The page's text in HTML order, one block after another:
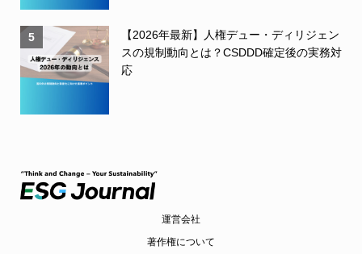
5
【2026年最新】人権デュー・ディリジェン
スの規制動向とは？CSDDD確定後の実務対
応
運営会社
著作権について